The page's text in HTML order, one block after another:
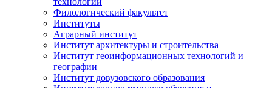
Филологический факультет
Институты
Аграрный институт
Институт архитектуры и строительства
Институт геоинформационных технологий и
географии
Институт довузовского образования